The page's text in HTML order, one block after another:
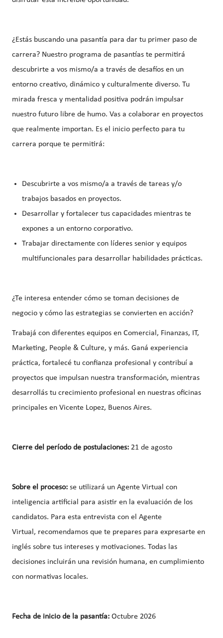
¿Estás buscando una pasantía para dar tu primer paso de
carrera? Nuestro programa de pasantías te permitirá
descubrirte a vos mismo/a a través de desafíos en un
entorno creativo, dinámico y culturalmente diverso. Tu
mirada fresca y mentalidad positiva podrán impulsar
nuestro futuro libre de humo. Vas a colaborar en proyectos
que realmente importan. Es el inicio perfecto para tu
carrera porque te permitirá:
Descubrirte a vos mismo/a a través de tareas y/o
trabajos basados en proyectos.
Desarrollar y fortalecer tus capacidades mientras te
expones a un entorno corporativo.
Trabajar directamente con líderes senior y equipos
multifuncionales para desarrollar habilidades prácticas.
¿Te interesa entender cómo se toman decisiones de
negocio y cómo las estrategias se convierten en acción?
Trabajá con diferentes equipos en Comercial, Finanzas, IT,
Marketing, People & Culture, y más. Ganá experiencia
práctica, fortalecé tu confianza profesional y contribuí a
proyectos que impulsan nuestra transformación, mientras
desarrollás tu crecimiento profesional en nuestras oficinas
principales en Vicente Lopez, Buenos Aires.
Cierre del período de postulaciones: 21 de agosto
Sobre el proceso: se utilizará un Agente Virtual con
inteligencia artificial para asistir en la evaluación de los
candidatos. Para esta entrevista con el Agente
Virtual, recomendamos que te prepares para expresarte en
inglés sobre tus intereses y motivaciones. Todas las
decisiones incluirán una revisión humana, en cumplimiento
con normativas locales.
Fecha de inicio de la pasantía: Octubre 2026